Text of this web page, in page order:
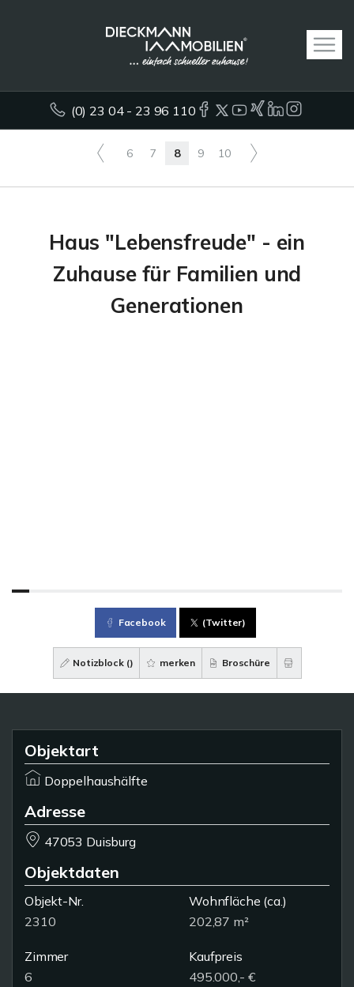
(0) 23 04 - 23 96 110
6 7 8 9 10
Haus "Lebensfreude" - ein
Zuhause für Familien und
Generationen
Facebook (Twitter)
Notizblock () merken Broschüre
Objektart
Doppelhaushälfte
Adresse
47053 Duisburg
Objektdaten
Objekt-Nr.
2310
Wohnfläche (ca.)
202,87 m²
Zimmer
6
Kaufpreis
495.000,- €